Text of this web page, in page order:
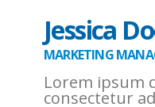
Jessica
MARKETING
Lorem ipsum
consectetur